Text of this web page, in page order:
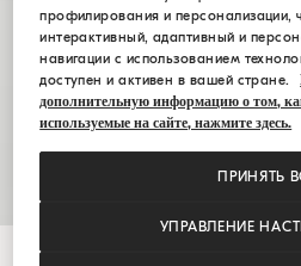
профилирования и персонализации,
интерактивный, адаптивный и
навигации с использованием
доступен и активен в вашей стране.
дополнительную информацию о том,
используемые на сайте, нажмите здесь.
УПРАВЛЕНИЕ
ПРИНЯТЬ